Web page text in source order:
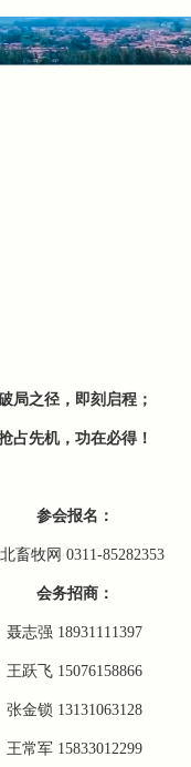
局之径，即刻启程；
占先机，功在必得！
参会报名：
畜牧网 0311-85282353
会务招商：
聂志强 18931111397
王跃飞 15076158866
张金锁 13131063128
王常军 15833012299